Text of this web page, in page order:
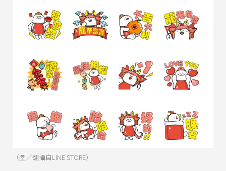
（圖／翻攝自LINE STORE）